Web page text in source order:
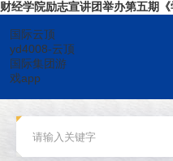
财经学院励志宣讲团举办第五期
国际云顶
yd4008-云顶
国际集团游
戏app